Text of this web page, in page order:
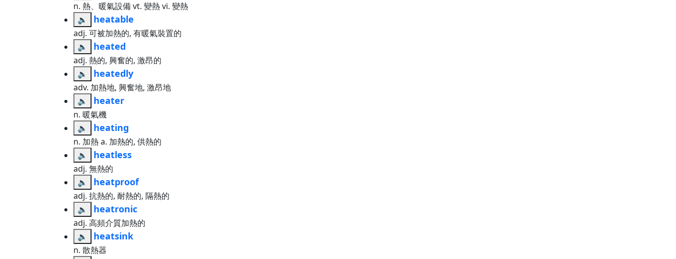
n. 熱、暖氣設備 vt. 變熱 vi. 變熱
🔈
heatable
adj. 可被加熱的, 有暖氣裝置的
🔈
heated
adj. 熱的, 興奮的, 激昂的
🔈
heatedly
adv. 加熱地, 興奮地, 激昂地
🔈
heater
n. 暖氣機
🔈
heating
n. 加熱 a. 加熱的, 供熱的
🔈
heatless
adj. 無熱的
🔈
heatproof
adj. 抗熱的, 耐熱的, 隔熱的
🔈
heatronic
adj. 高頻介質加熱的
🔈
heatsink
n. 散熱器